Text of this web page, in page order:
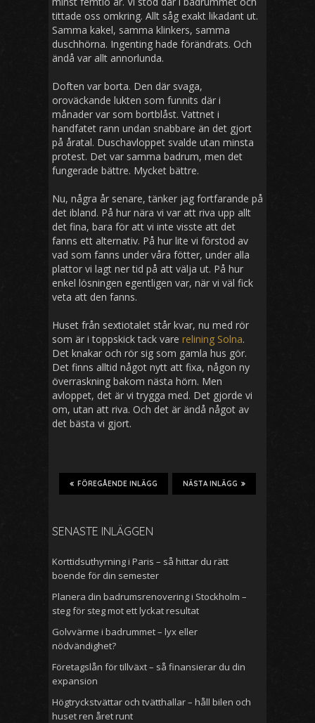
tittade oss omkring. Allt såg exakt likadant ut.
Samma kakel, samma klinkers, samma
duschhörna. Ingenting hade förändrats. Och
ändå var allt annorlunda.
Doften var borta. Den där svaga,
oroväckande lukten som funnits där i
månader var som bortblåst. Vattnet i
handfatet rann undan snabbare än det gjort
på åratal. Duschavloppet svalde utan minsta
protest. Det var samma badrum, men det
fungerade bättre. Mycket bättre.
Nu, några år senare, tänker jag fortfarande på
det ibland. På hur nära vi var att riva upp allt
det fina, bara för att vi inte visste att det
fanns ett alternativ. På hur lite vi förstod av
vad som fanns under våra fötter, under alla
plattor vi lagt ner tid på att välja ut. På hur
enkel lösningen egentligen var, när vi väl fick
veta att den fanns.
Huset från sextiotalet står kvar, nu med rör
som är i toppskick tack vare relining Solna.
Det knakar och rör sig som gamla hus gör.
Det finns alltid något nytt att fixa, någon ny
överraskning bakom nästa hörn. Men
avloppet, det är vi trygga med. Det gjorde vi
om, utan att riva. Och det är ändå något av
det bästa vi gjort.
NÄSTA INLÄGG
FÖREGÅENDE INLÄGG
SENASTE INLÄGGEN
Korttidsuthyrning i Paris – så hittar du rätt
boende för din semester
Planera din badrumsrenovering i Stockholm –
steg för steg mot ett lyckat resultat
Golvvärme i badrummet – lyx eller
nödvändighet?
Företagslån för tillväxt – så finansierar du din
expansion
Högtryckstvättar och tvätthallar – håll bilen och
huset ren året runt